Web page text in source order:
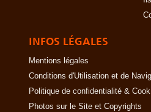
INFOS LÉGALES
Mentions légales
Conditions d'Utilisation et de
Politique de confidentialité &
Photos sur le Site et Copyrights